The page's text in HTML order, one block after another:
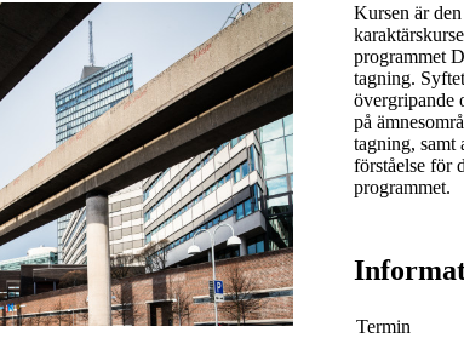
Kursen är
programmet
tagning.
övergripande
på
tagning, samt
förståelse för
programmet.
Termin